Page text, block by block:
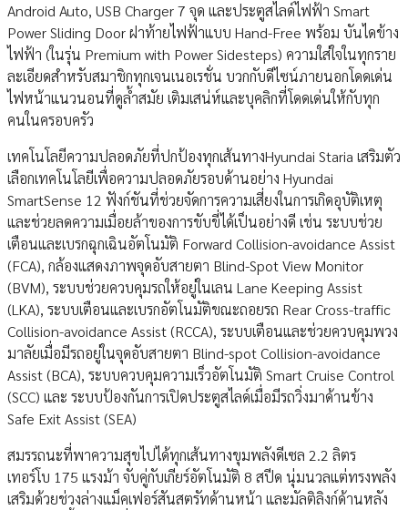
Android Auto, USB Charger 7 จุด และประตูสไลด์ไฟฟ้า Smart
Power Sliding Door ฝาท้ายไฟฟ้าแบบ Hand-Free พร้อม บันไดข้าง
ไฟฟ้า (ในรุ่น Premium with Power Sidesteps) ความใส่ใจในทุกราย
ละเอียดสำหรับสมาชิกทุกเจนเนอเรชั่น บวกกับดีไซน์ภายนอกโดดเด่น
ไฟหน้าแนวนอนที่ดูล้ำสมัย เติมเสน่ห์และบุคลิกที่โดดเด่นให้กับทุก
คนในครอบครัว
เทคโนโลยีความปลอดภัยที่ปกป้องทุกเส้นทางHyundai Staria เสริมตัว
เลือกเทคโนโลยีเพื่อความปลอดภัยรอบด้านอย่าง Hyundai
SmartSense 12 ฟังก์ชันที่ช่วยจัดการความเสี่ยงในการเกิดอุบัติเหตุ
และช่วยลดความเมื่อยล้าของการขับขี่ได้เป็นอย่างดี เช่น ระบบช่วย
เตือนและเบรกฉุกเฉินอัตโนมัติ Forward Collision-avoidance Assist
(FCA), กล้องแสดงภาพจุดอับสายตา Blind-Spot View Monitor
(BVM), ระบบช่วยควบคุมรถให้อยู่ในเลน Lane Keeping Assist
(LKA), ระบบเตือนและเบรกอัตโนมัติขณะถอยรถ Rear Cross-traffic
Collision-avoidance Assist (RCCA), ระบบเตือนและช่วยควบคุมพวง
มาลัยเมื่อมีรถอยู่ในจุดอับสายตา Blind-spot Collision-avoidance
Assist (BCA), ระบบควบคุมความเร็วอัตโนมัติ Smart Cruise Control
(SCC) และ ระบบป้องกันการเปิดประตูสไลด์เมื่อมีรถวิ่งมาด้านข้าง
Safe Exit Assist (SEA)
สมรรถนะที่พาความสุขไปได้ทุกเส้นทางขุมพลังดีเซล 2.2 ลิตร
เทอร์โบ 175 แรงม้า จับคู่กับเกียร์อัตโนมัติ 8 สปีด นุ่มนวลแต่ทรงพลัง
เสริมด้วยช่วงล่างแม็คเฟอร์สันสตรัทด้านหน้า และมัลติลิงก์ด้านหลัง